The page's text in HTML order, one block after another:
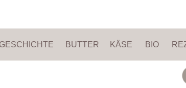
GESCHICHTE BUTTER KÄSE BIO